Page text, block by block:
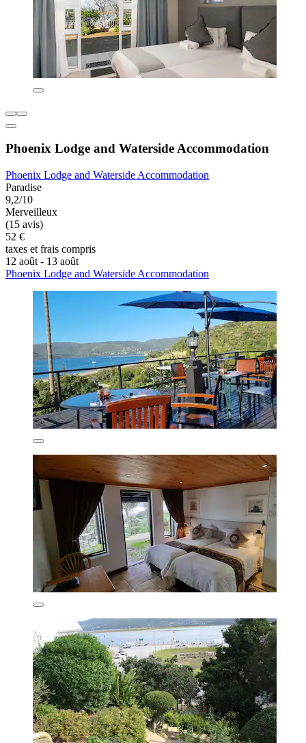
Phoenix Lodge and Waterside Accommodation
Phoenix Lodge and Waterside Accommodation
Paradise
9,2/10
Merveilleux
(15 avis)
52 €
taxes et frais compris
12 août - 13 août
Phoenix Lodge and Waterside Accommodation